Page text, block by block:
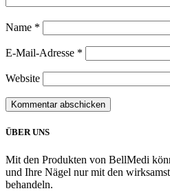
Name *
E-Mail-Adresse *
Website
ÜBER UNS
Mit den Produkten von BellMedi
und Ihre Nägel nur mit den
behandeln.